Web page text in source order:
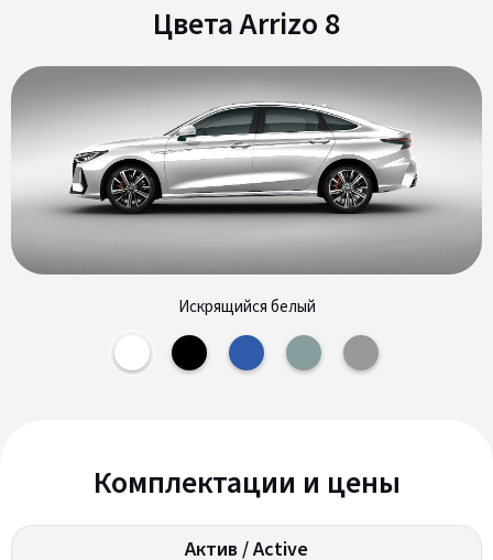
Цвета Arrizo 8
Искрящийся белый
Комплектации и цены
Актив / Active